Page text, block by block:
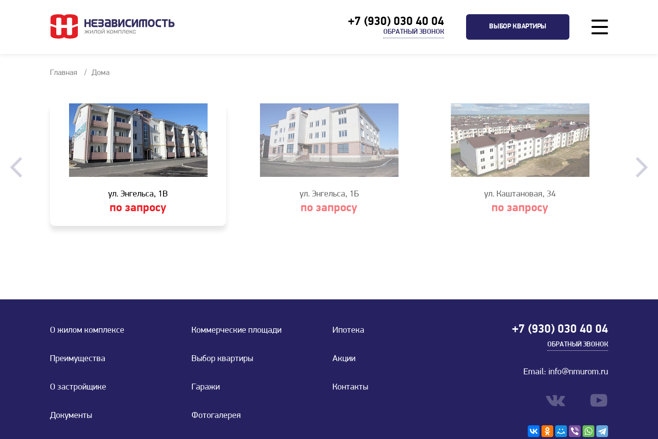
+7 (930) 030 40 04
ОБРАТНЫЙ ЗВОНОК
ВЫБОР КВАРТИРЫ
Главная Дома
ул. Энгельса, 1В
по запросу
ул. Энгельса, 1Б
по запросу
ул. Каштановая, 34
по запросу
О жилом комплексе
Преимущества
О застройщике
Документы
Коммерческие площади
Выбор квартиры
Гаражи
Фотогалерея
Ипотека
Акции
Контакты
+7 (930) 030 40 04
ОБРАТНЫЙ ЗВОНОК
Email: info@nmurom.ru